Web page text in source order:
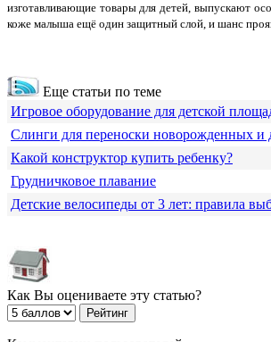
изготавливающие товары для детей, выпускают
коже малыша ещё один защитный слой, и шанс
Еще статьи по теме
Игровое оборудование для детской
Слинги для переноски новорожденных и
Какой конструктор купить ребенку?
Грудничковое плавание
Детские велосипеды от 3 лет: правила
Как Вы оцениваете эту статью?